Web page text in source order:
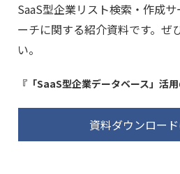
SaaS型企業リスト検索・作成
ーチに関する紹介資料です。ぜ
い。
『 「SaaS型企業データベース」活
資料ダウンロー